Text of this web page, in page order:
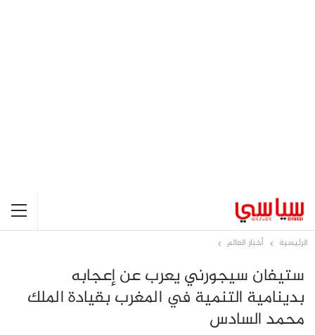
الرئيسية أخبار العالم
ستيفان سيجورني يعرب عن إعجابه
بدينامية التنمية في المغرب بقيادة الملك
محمد السادس